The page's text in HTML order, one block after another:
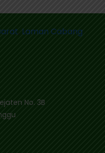
, Laman Cabang
No. 3B